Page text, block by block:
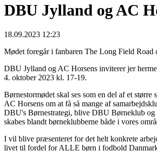
DBU Jylland og AC
18.09.2023 12:23
Mødet foregår i fanbaren The Long Field
DBU Jylland og AC Horsens inviterer jer
4. oktober 2023 kl. 17-19.
Børnestormødet skal ses som en del af et
AC Horsens om at få så mange af
DBU's Børnestrategi, blive DBU Børneklub
skabes blandt børneklubberne både i vores
I vil blive præsenteret for det helt konkrete
livet til fordel for ALLE børn i fodbold